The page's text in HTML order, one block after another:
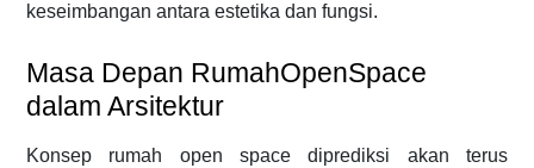
keseimbangan antara estetika dan fungsi.
Masa Depan RumahOpenSpace
dalam Arsitektur
Konsep rumah open space diprediksi akan terus